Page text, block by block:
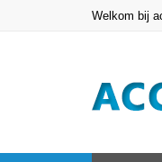
Welkom bij